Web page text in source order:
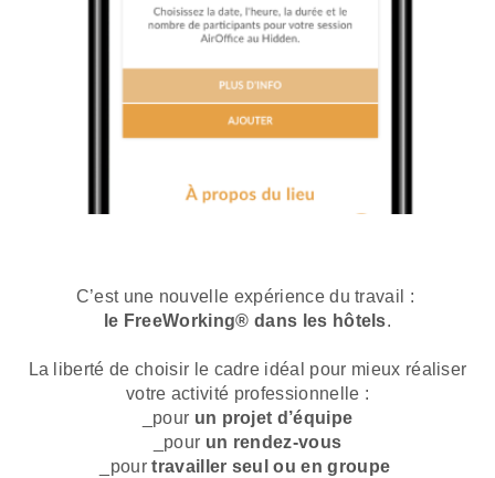
C’est une nouvelle expérience du travail :
le FreeWorking® dans les hôtels.
La liberté de choisir le cadre idéal pour mieux réaliser
votre activité professionnelle :
_pour un projet d’équipe
_pour un rendez-vous
_pourtravailler seul ou en groupe